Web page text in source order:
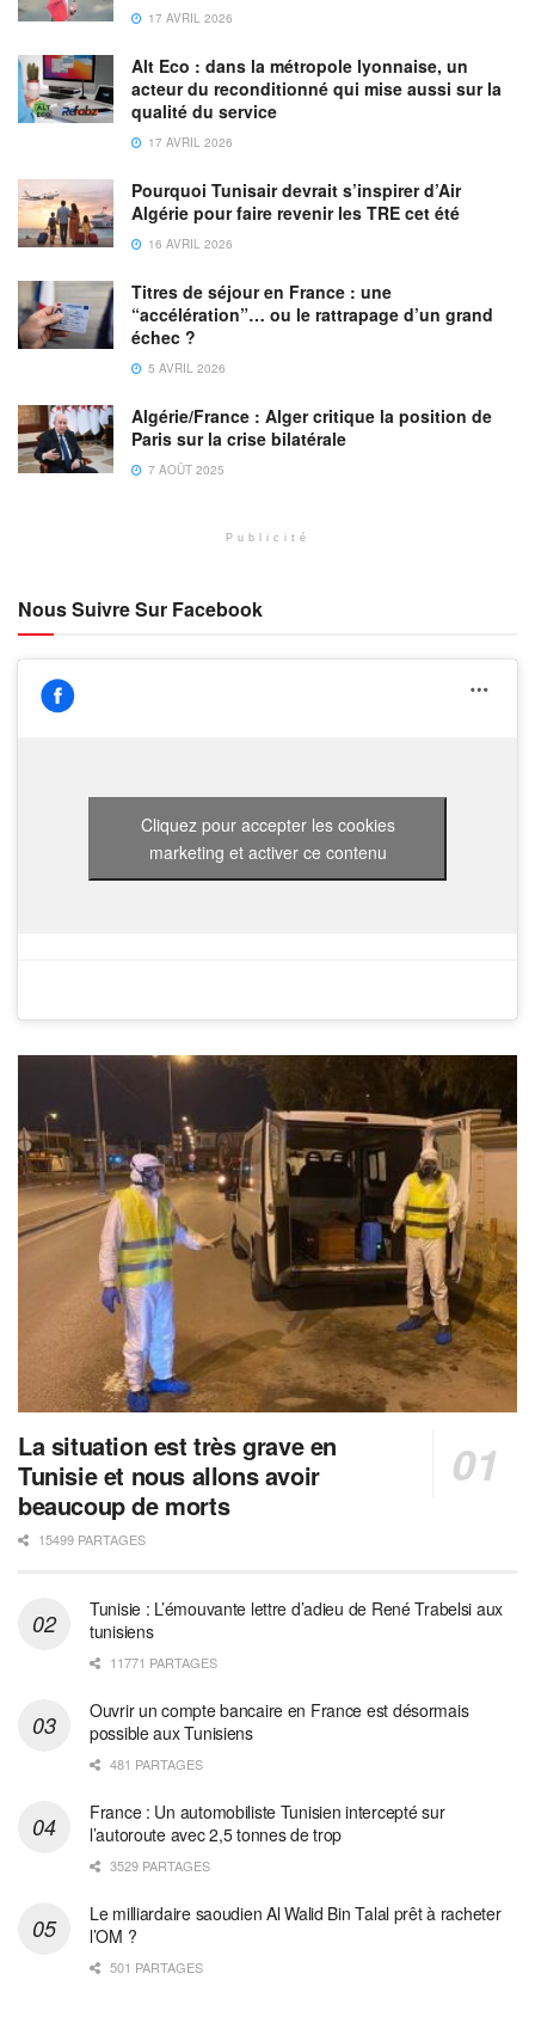
17 AVRIL 2026
Alt Eco : dans la métropole lyonnaise, un
acteur du reconditionné qui mise aussi sur la
qualité du service
17 AVRIL 2026
Pourquoi Tunisair devrait s’inspirer d’Air
Algérie pour faire revenir les TRE cet été
16 AVRIL 2026
Titres de séjour en France : une
“accélération”… ou le rattrapage d’un grand
échec ?
5 AVRIL 2026
Algérie/France : Alger critique la position de
Paris sur la crise bilatérale
7 AOÛT 2025
Publicité
Nous Suivre Sur Facebook
Cliquez pour accepter les cookies
marketing et activer ce contenu
La situation est très grave en
Tunisie et nous allons avoir
beaucoup de morts
15499 PARTAGES
Tunisie : L’émouvante lettre d’adieu de René Trabelsi aux
tunisiens
11771 PARTAGES
Ouvrir un compte bancaire en France est désormais
possible aux Tunisiens
481 PARTAGES
France : Un automobiliste Tunisien intercepté sur
l’autoroute avec 2,5 tonnes de trop
3529 PARTAGES
Le milliardaire saoudien Al Walid Bin Talal prêt à racheter
l’OM ?
501 PARTAGES